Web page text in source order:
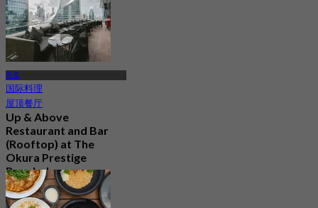
奔集
国际料理
屋顶餐厅
Up & Above
Restaurant and Bar
(Rooftop) at The
Okura Prestige
Bangkok
4.5
1.1K 已预订